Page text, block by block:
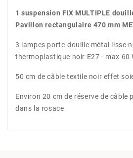
1 suspension FIX MULTIPLE
Pavillon rectangulaire 470 mm
3 lampes porte-douille métal lisse
thermoplastique noir E27 - max 60
50 cm de câble textile noir effet
Environ 20 cm de réserve de câble
dans la rosace